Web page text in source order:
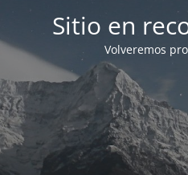
Sitio en
Volveremos